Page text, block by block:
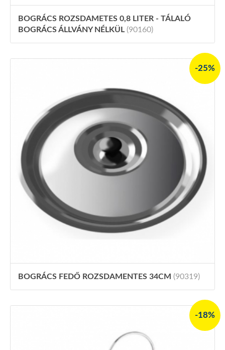
BOGRÁCS ROZSDAMETES 0,8 LITER - TÁLALÓ
BOGRÁCS ÁLLVÁNY NÉLKÜL (90160)
-25%
BOGRÁCS FEDŐ ROZSDAMENTES 34CM (90319)
-18%